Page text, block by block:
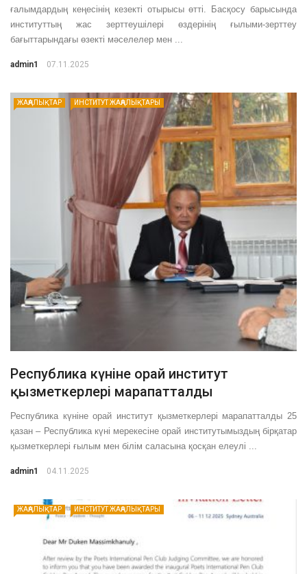
ғалымдардың кеңесінің кезекті отырысы өтті. Басқосу барысында
институттың жас зерттеушілері өздерінің ғылыми-зерттеу
бағыттарындағы өзекті мәселелер мен ...
admin1 07.11.2025
ЖАҢАЛЫҚТАР ИНСТИТУТ ЖАҢАЛЫҚТАРЫ
Республика күніне орай институт
қызметкерлері марапатталды
Республика күніне орай институт қызметкерлері марапатталды 25
қазан – Республика күні мерекесіне орай институтымыздың бірқатар
қызметкерлері ғылым мен білім саласына қосқан елеулі ...
admin1 04.11.2025
ЖАҢАЛЫҚТАР ИНСТИТУТ ЖАҢАЛЫҚТАРЫ